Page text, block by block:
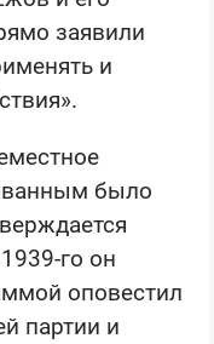
заявили
и
было
го он
оповестил
партии и